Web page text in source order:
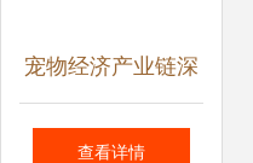
宠物经济产业链深
度解析 从食品到服
查看详情